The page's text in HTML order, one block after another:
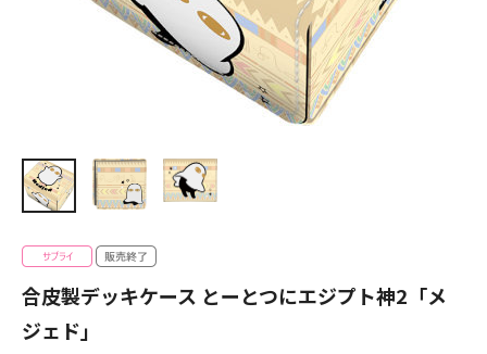
合皮製デッキケース とーとつにエジプト神2「メ
ジェド」